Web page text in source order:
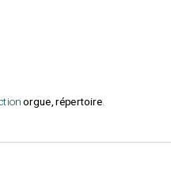
orgue, répertoire.